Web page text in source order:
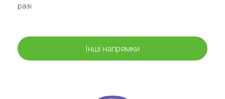
разі
Інші напрямки